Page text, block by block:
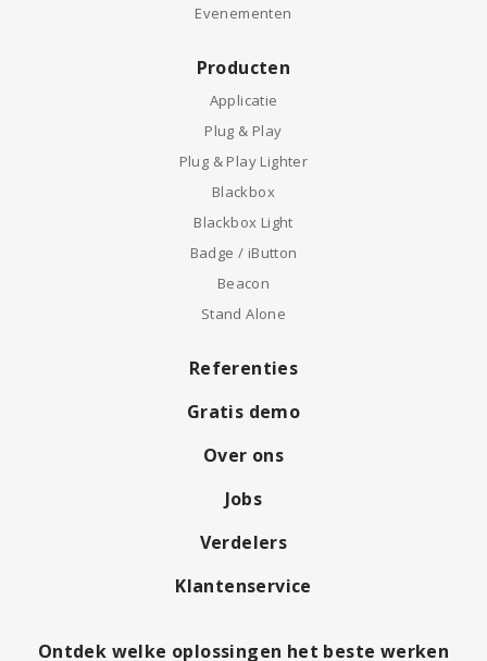
Evenementen
Producten
Applicatie
Plug & Play
Plug & Play Lighter
Blackbox
Blackbox Light
Badge / iButton
Beacon
Stand Alone
Referenties
Gratis demo
Over ons
Jobs
Verdelers
Klantenservice
Ontdek welke oplossingen het beste werken